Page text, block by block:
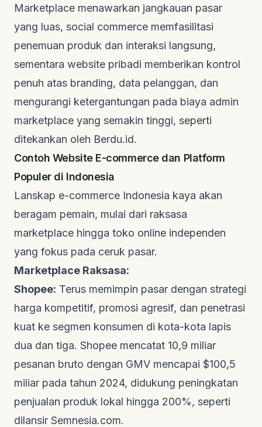
Marketplace menawarkan jangkauan pasar
yang luas, social commerce memfasilitasi
penemuan produk dan interaksi langsung,
sementara website pribadi memberikan kontrol
penuh atas branding, data pelanggan, dan
mengurangi ketergantungan pada biaya admin
marketplace yang semakin tinggi, seperti
ditekankan oleh Berdu.id.
Contoh Website E-commerce dan Platform
Populer di Indonesia
Lanskap e-commerce Indonesia kaya akan
beragam pemain, mulai dari raksasa
marketplace hingga toko online independen
yang fokus pada ceruk pasar.
Marketplace Raksasa:
Shopee: Terus memimpin pasar dengan strategi
harga kompetitif, promosi agresif, dan penetrasi
kuat ke segmen konsumen di kota-kota lapis
dua dan tiga. Shopee mencatat 10,9 miliar
pesanan bruto dengan GMV mencapai $100,5
miliar pada tahun 2024, didukung peningkatan
penjualan produk lokal hingga 200%, seperti
dilansir Semnesia.com.